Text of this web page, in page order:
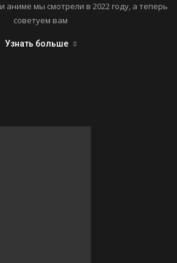
аниме мы смотрели в 2022 году, а теперь
советуем вам
Узнать больше